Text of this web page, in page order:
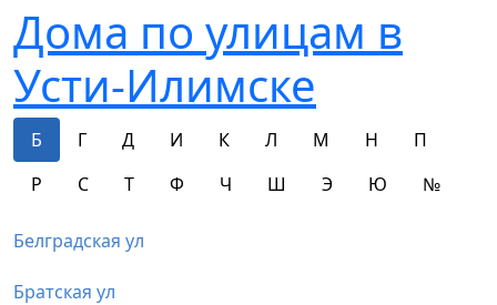
Дома по улицам в
Усти-Илимске
Б Г Д И К Л М Н
П
Р
С Т Ф Ч Ш Э Ю №
Белградская ул
Братская ул